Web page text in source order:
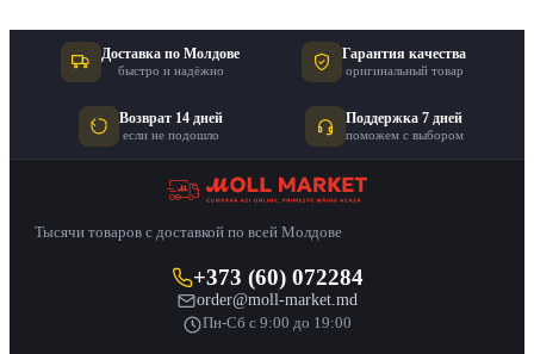
Преимущества и особенности товаров
для животных
Основные преимущества товаров в категорииТовары для
животныхзаключаются в их высоком качестве, надежности и
продуманной функциональности. Мы предлагаем продукцию,
которая отвечает самым высоким стандартам и удовлетворяет
разнообразные запросы покупателей.
Все товары проверены на качество и
соответствуют строгим стандартам безопасности, что
гарантирует их долговечность и эффективность.
Функциональность:Каждый продукт разработан с
Доставка по Молдове
быстро и надёжно
Гарантия качества
оригинальный товар
Возврат 14 дней
если не подошло
Поддержка 7 дней
поможем с выбором
Тысячи товаров с доставкой по всей Молдове
+373 (60) 072284
order@moll-market.md
Пн-Сб с 9:00 до 19:00